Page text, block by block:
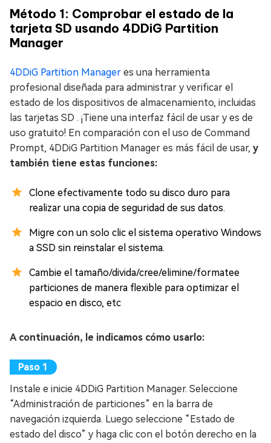
Método 1: Comprobar el estado de la
tarjeta SD usando 4DDiG Partition
Manager
4DDiG Partition Manager es una herramienta
profesional diseñada para administrar y verificar el
estado de los dispositivos de almacenamiento, incluidas
las tarjetas SD . ¡Tiene una interfaz fácil de usar y es de
uso gratuito! En comparación con el uso de Command
Prompt, 4DDiG Partition Manager es más fácil de usar, y
también tiene estas funciones:
Clone efectivamente todo su disco duro para
realizar una copia de seguridad de sus datos.
Migre con un solo clic el sistema operativo Windows
a SSD sin reinstalar el sistema.
Cambie el tamaño/divida/cree/elimine/formatee
particiones de manera flexible para optimizar el
espacio en disco, etc
A continuación, le indicamos cómo usarlo:
Instale e inicie 4DDiG Partition Manager. Seleccione
“Administración de particiones” en la barra de
navegación izquierda. Luego seleccione “Estado de
estado del disco” y haga clic con el botón derecho en la